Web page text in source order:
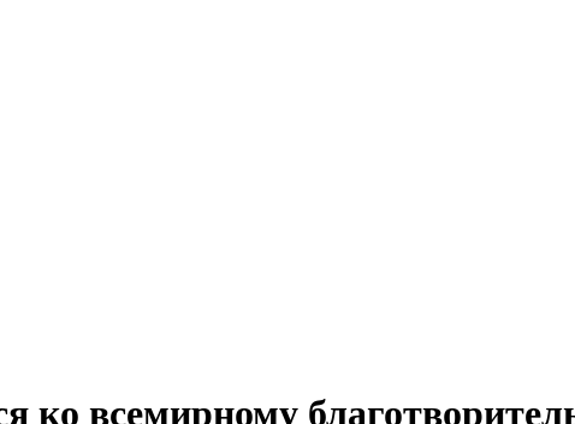
ко всемирному